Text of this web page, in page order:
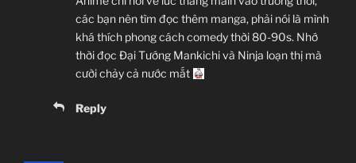
các bạn nên tìm đọc thêm manga, phải nói là mình
khá thích phong cách comedy thời 80-90s. Nhớ
thời đọc Đại Tướng Mankichi và Ninja loạn thị mà
cười chảy cả nước mắt
Reply